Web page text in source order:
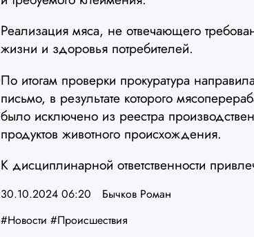
Реализация мяса, не отвечающего
жизни и здоровья потребителей.
По итогам проверки прокуратура
письмо, в результате которого
было исключено из реестра
продуктов животного происхождения.
К дисциплинарной ответственности
30.10.2024 06:20
Бычков Роман
#Новости #Происшествия